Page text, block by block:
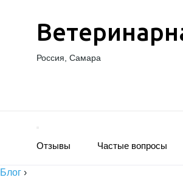
Россия, Самара
Отзывы Частые вопросы
Блог ›